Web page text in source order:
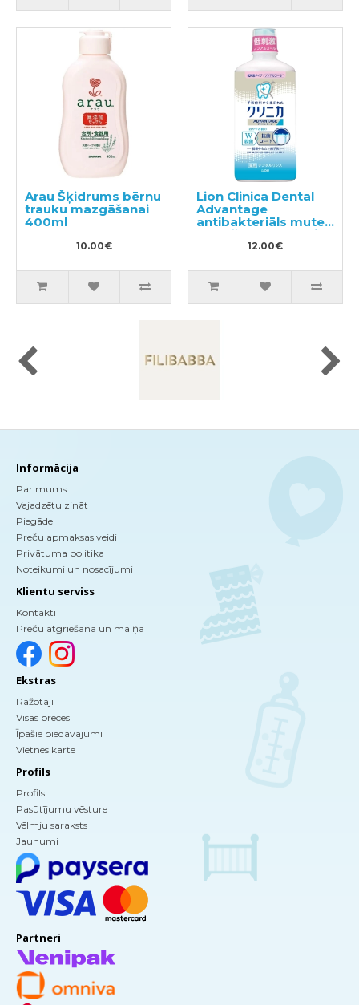
Arau Šķidrums bērnu
trauku mazgāšanai
400ml
10.00€
Lion Clinica Dental
Advantage
antibakteriāls mutes
skalošanas līdzeklis
ar citrusu garšu, bez
12.00€
Informācija
Par mums
Vajadzētu zināt
Piegāde
Preču apmaksas veidi
Privātuma politika
Noteikumi un nosacījumi
Klientu serviss
Kontakti
Preču atgriešana un maiņa
Ekstras
Ražotāji
Visas preces
Īpašie piedāvājumi
Vietnes karte
Profils
Profils
Pasūtījumu vēsture
Vēlmju saraksts
Jaunumi
Partneri